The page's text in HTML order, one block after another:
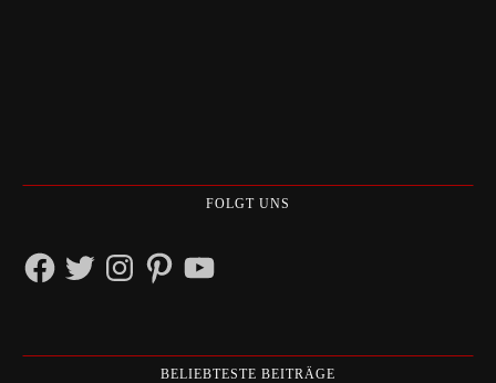
FOLGT UNS
FacebookTwitterInstagramPinterestYouTube
BELIEBTESTE BEITRÄGE